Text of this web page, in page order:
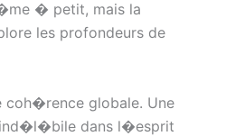
� petit, mais la
les profondeurs de
coh�rence globale. Une
ind�l�bile dans l�esprit